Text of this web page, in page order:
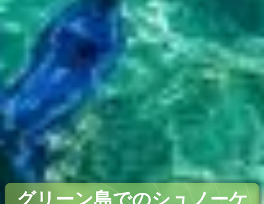
グリーン島でのシュノーケ